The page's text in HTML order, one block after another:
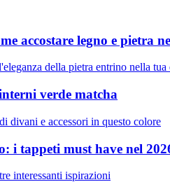
accostare legno e pietra
della pietra entrino nella tua
verde matcha
divani e accessori in questo colore
i tappeti must have nel
interessanti ispirazioni